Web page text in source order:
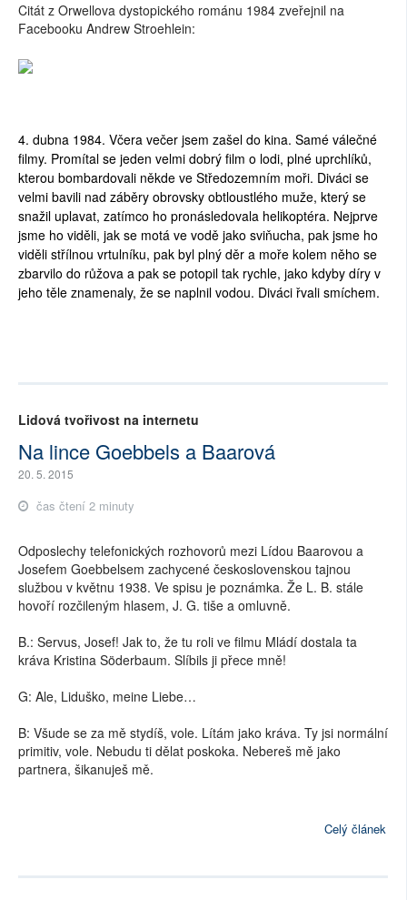
Citát z Orwellova dystopického románu 1984 zveřejnil na
Facebooku Andrew Stroehlein:
4. dubna 1984. Včera večer jsem zašel do kina. Samé válečné
filmy. Promítal se jeden velmi dobrý film o lodi, plné uprchlíků,
kterou bombardovali někde ve Středozemním moři. Diváci se
velmi bavili nad záběry obrovsky obtloustlého muže, který se
snažil uplavat, zatímco ho pronásledovala helikoptéra. Nejprve
jsme ho viděli, jak se motá ve vodě jako sviňucha, pak jsme ho
viděli střílnou vrtulníku, pak byl plný děr a moře kolem něho se
zbarvilo do růžova a pak se potopil tak rychle, jako kdyby díry v
jeho těle znamenaly, že se naplnil vodou. Diváci řvali smíchem.
Lidová tvořivost na internetu
Na lince Goebbels a Baarová
20. 5. 2015
čas čtení 2 minuty
Odposlechy telefonických rozhovorů mezi Lídou Baarovou a
Josefem Goebbelsem zachycené československou tajnou
službou v květnu 1938. Ve spisu je poznámka. Že L. B. stále
hovoří rozčileným hlasem, J. G. tiše a omluvně.
B.: Servus, Josef! Jak to, že tu roli ve filmu Mládí dostala ta
kráva Kristina Söderbaum. Slíbils ji přece mně!
G: Ale, Liduško, meine Liebe…
B: Všude se za mě stydíš, vole. Lítám jako kráva. Ty jsi normální
primitiv, vole. Nebudu ti dělat poskoka. Nebereš mě jako
partnera, šikanuješ mě.
Celý článek